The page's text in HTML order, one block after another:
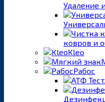
Удаление
ковров и
Kleo
Рабос